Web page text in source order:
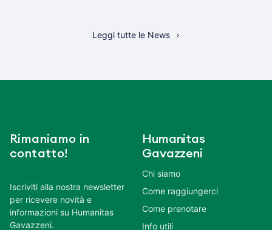
Leggi tutte le News
Rimaniamo in
contatto!
Iscriviti alla nostra newsletter
per ricevere novità e
informazioni su Humanitas
Gavazzeni.
Humanitas
Gavazzeni
Chi siamo
Come raggiungerci
Come prenotare
Info utili